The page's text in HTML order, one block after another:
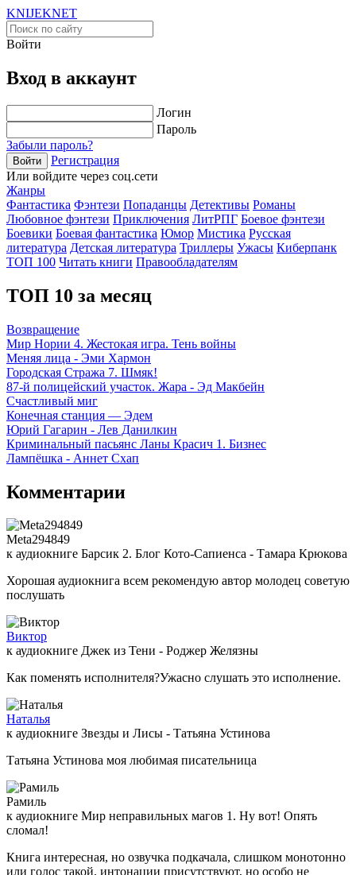
KNIJEKNET
Войти
Вход в аккаунт
Логин
Пароль
Забыли пароль?
Войти
Регистрация
Или войдите через соц.сети
Жанры
Фантастика Фэнтези Попаданцы Детективы Романы
Любовное фэнтези Приключения ЛитРПГ Боевое фэнтези
Боевики Боевая фантастика Юмор Мистика Русская
литература Детская литература Триллеры Ужасы Киберпанк
ТОП 100 Читать книги Правообладателям
ТОП 10 за месяц
Возвращение
Мир Нории 4. Жестокая игра. Тень войны
Меняя лица - Эми Хармон
Городская Стража 7. Шмяк!
87-й полицейский участок. Жара - Эд Макбейн
Счастливый миг
Конечная станция — Эдем
Юрий Гагарин - Лев Данилкин
Криминальный пасьянс Ланы Красич 1. Бизнес
Лампёшка - Аннет Схап
Комментарии
Meta294849
к аудиокниге Барсик 2. Блог Кото-Сапиенса - Тамара Крюкова
Хорошая аудиокнига всем рекомендую автор молодец советую
послушать
Виктор
к аудиокниге Джек из Тени - Роджер Желязны
Как поменять исполнителя?Ужасно слушать это исполнение.
Наталья
к аудиокниге Звезды и Лисы - Татьяна Устинова
Татьяна Устинова моя любимая писательница
Рамиль
к аудиокниге Мир неправильных магов 1. Ну вот! Опять
сломал!
Книга интересная, но озвучка подкачала, слишком монотонно
или голос такой, интонации присутствуют, но особо не